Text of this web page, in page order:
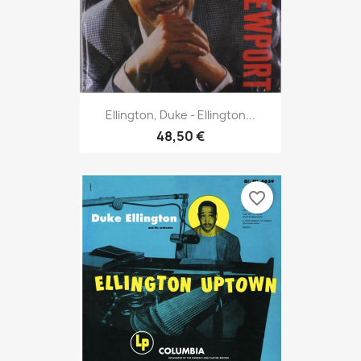
Ellington, Duke - Ellington...
48,50 €
favorite_border